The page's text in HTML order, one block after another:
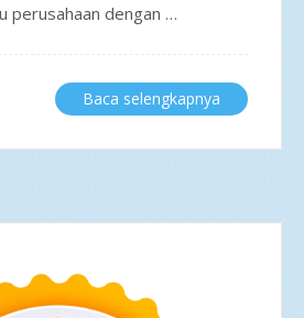
perusahaan dengan …
Baca selengkapnya